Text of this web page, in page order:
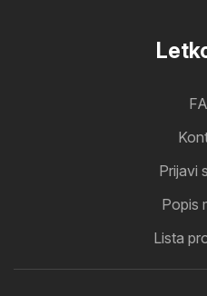
Prijavi
Popis
Lista